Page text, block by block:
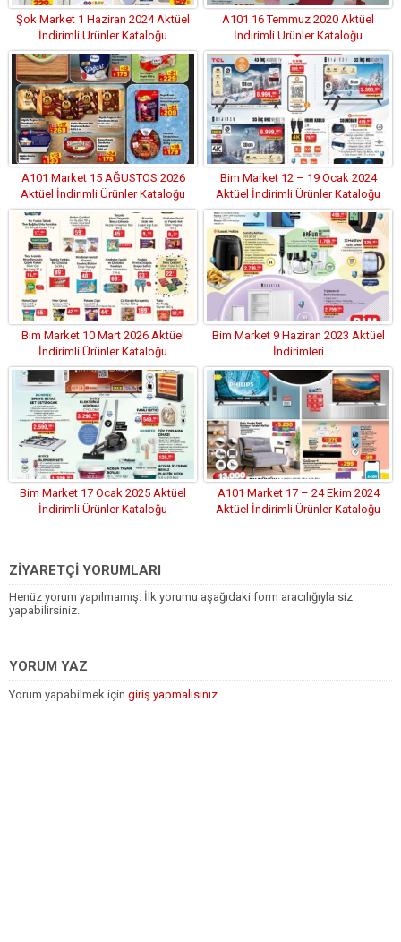
Şok Market 1 Haziran 2024 Aktüel
İndirimli Ürünler Kataloğu
A101 16 Temmuz 2020 Aktüel
İndirimli Ürünler Kataloğu
A101 Market 15 AĞUSTOS 2026
Aktüel İndirimli Ürünler Kataloğu
Bim Market 12 – 19 Ocak 2024
Aktüel İndirimli Ürünler Kataloğu
Bim Market 10 Mart 2026 Aktüel
İndirimli Ürünler Kataloğu
Bim Market 9 Haziran 2023 Aktüel
İndirimleri
Bim Market 17 Ocak 2025 Aktüel
İndirimli Ürünler Kataloğu
A101 Market 17 – 24 Ekim 2024
Aktüel İndirimli Ürünler Kataloğu
ZİYARETÇİ YORUMLARI
Henüz yorum yapılmamış. İlk yorumu aşağıdaki form aracılığıyla siz
yapabilirsiniz.
YORUM YAZ
Yorum yapabilmek için giriş yapmalısınız.